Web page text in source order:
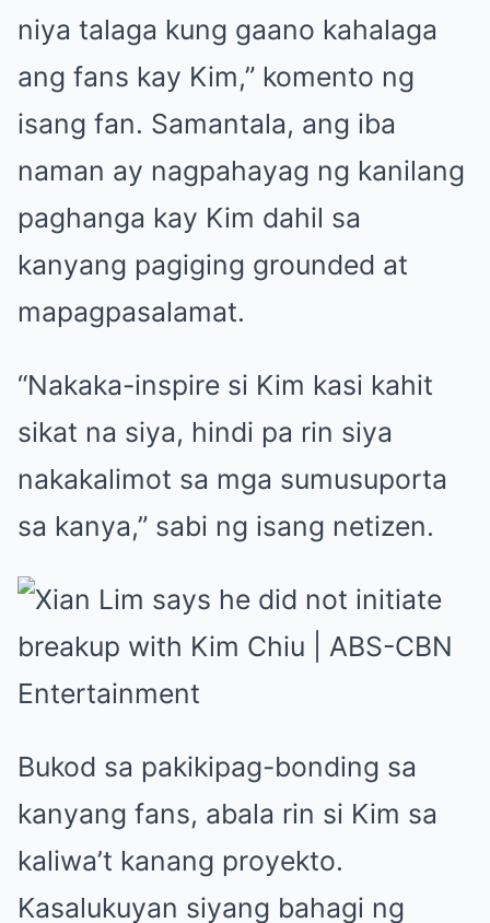
niya talaga kung gaano kahalaga
ang fans kay Kim,” komento ng
isang fan. Samantala, ang iba
naman ay nagpahayag ng kanilang
paghanga kay Kim dahil sa
kanyang pagiging grounded at
mapagpasalamat.
“Nakaka-inspire si Kim kasi kahit
sikat na siya, hindi pa rin siya
nakakalimot sa mga sumusuporta
sa kanya,” sabi ng isang netizen.
Bukod sa pakikipag-bonding sa
kanyang fans, abala rin si Kim sa
kaliwa’t kanang proyekto.
Kasalukuyan siyang bahagi ng